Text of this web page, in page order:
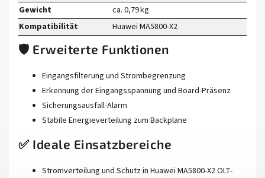
Gewicht
ca. 0,79 kg
Kompatibilität
Huawei MA5800‑X2
🛡️ Erweiterte Funktionen
Eingangsfilterung und Strombegrenzung
Erkennung der Eingangsspannung und Board-Präsenz
Sicherungsausfall-Alarm
Stabile Energieverteilung zum Backplane
✅ Ideale Einsatzbereiche
Stromverteilung und Schutz in Huawei MA5800‑X2 OLT-